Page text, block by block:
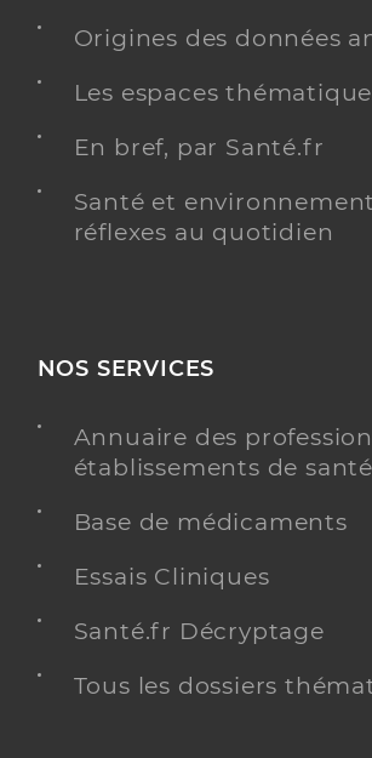
Origines des données
Les espaces
En bref, par Santé.fr
Santé et
réflexes au quotidien
NOS SERVICES
Annuaire des
établissements de santé
Base de médicaments
Essais Cliniques
Santé.fr Décryptage
Tous les dossiers